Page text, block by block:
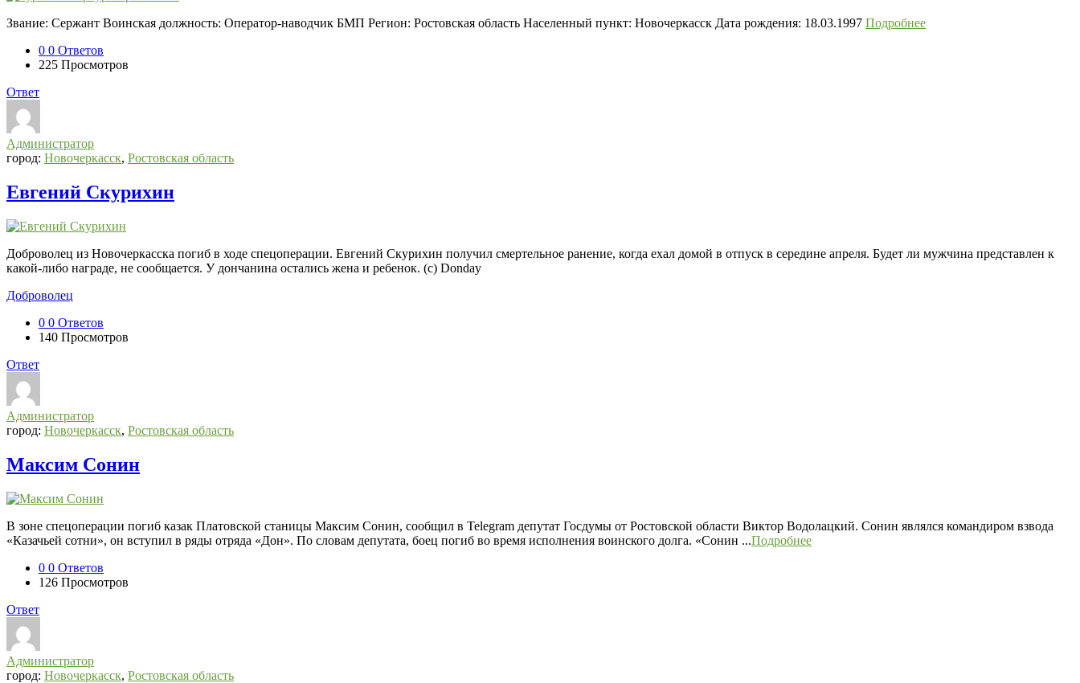
СВО
Последний
Посты
Звание: Сержант Воинская должность: Оператор-наводчик БМП Регион: Ростовская область Населенный пункт: Новочеркасск Дата рождения: 18.03.1997 Подробнее
0 0 Ответов
225 Просмотров
Ответ
Администратор
город: Новочеркасск, Ростовская область
Евгений Скурихин
Доброволец из Новочеркасска погиб в ходе спецоперации. Евгений Скурихин получил смертельное ранение, когда ехал домой в отпуск в середине апреля. Будет ли мужчина представлен к
какой-либо награде, не сообщается. У дончанина остались жена и ребенок. (с) Donday
Доброволец
0 0 Ответов
140 Просмотров
Ответ
Администратор
город: Новочеркасск, Ростовская область
Максим Сонин
В зоне спецоперации погиб казак Платовской станицы Максим Сонин, сообщил в Telegram депутат Госдумы от Ростовской области Виктор Водолацкий. Сонин являлся командиром взвода
«Казачьей сотни», он вступил в ряды отряда «Дон». По словам депутата, боец погиб во время исполнения воинского долга. «Сонин ...Подробнее
0 0 Ответов
126 Просмотров
Ответ
Администратор
город: Новочеркасск, Ростовская область